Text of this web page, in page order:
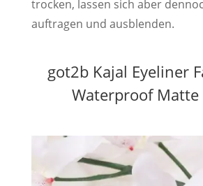
trocken, lassen sich aber
auftragen und ausblenden.
got2b Kajal Eyeliner
Waterproof Matte